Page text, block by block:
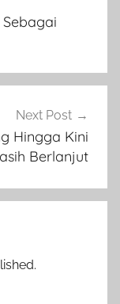
Next Post
Hingga Kini
Berlanjut